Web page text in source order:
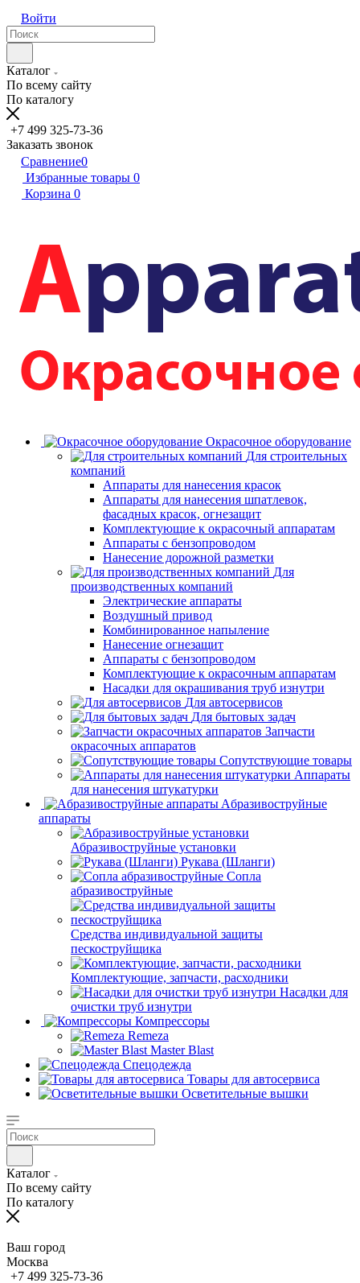
Войти
Каталог
По всему сайту
По каталогу
+7 499 325-73-36
Заказать звонок
Сравнение0
Избранные товары 0
Корзина 0
Окрасочное оборудование
Для строительных
компаний
Аппараты для нанесения красок
Аппараты для нанесения шпатлевок,
фасадных красок, огнезащит
Комплектующие к окрасочный аппаратам
Аппараты с бензопроводом
Нанесение дорожной разметки
Для
производственных компаний
Электрические аппараты
Воздушный привод
Комбинированное напыление
Нанесение огнезащит
Аппараты с бензопроводом
Комплектующие к окрасочным аппаратам
Насадки для окрашивания труб изнутри
Для автосервисов
Для бытовых задач
Запчасти
окрасочных аппаратов
Сопутствующие товары
Аппараты
для нанесения штукатурки
Aбразивоструйные
аппараты
Абразивоструйные установки
Рукава (Шланги)
Сопла
абразивоструйные
Средства индивидуальной защиты
пескоструйщика
Комплектующие, запчасти, расходники
Насадки для
очистки труб изнутри
Компрессоры
Remeza
Master Blast
Спецодежда
Товары для автосервиса
Осветительные вышки
Каталог
По всему сайту
По каталогу
Ваш город
Москва
+7 499 325-73-36